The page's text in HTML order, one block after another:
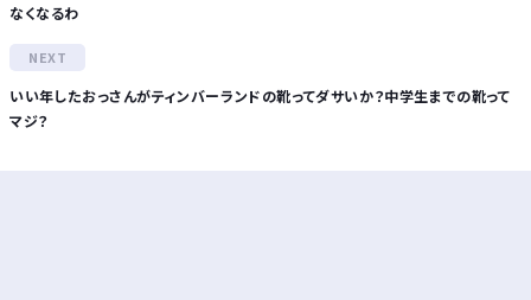
なくなるわ
いい年したおっさんがティンバーランドの靴ってダサいか？中学生までの靴って
マジ？